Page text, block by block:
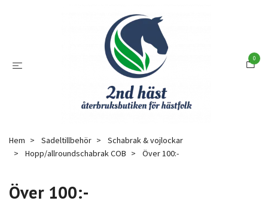
0
Hem Sadeltillbehör
Schabrak & vojlockar
Hopp/allroundschabrak COB
Över 100:-
Över 100:-